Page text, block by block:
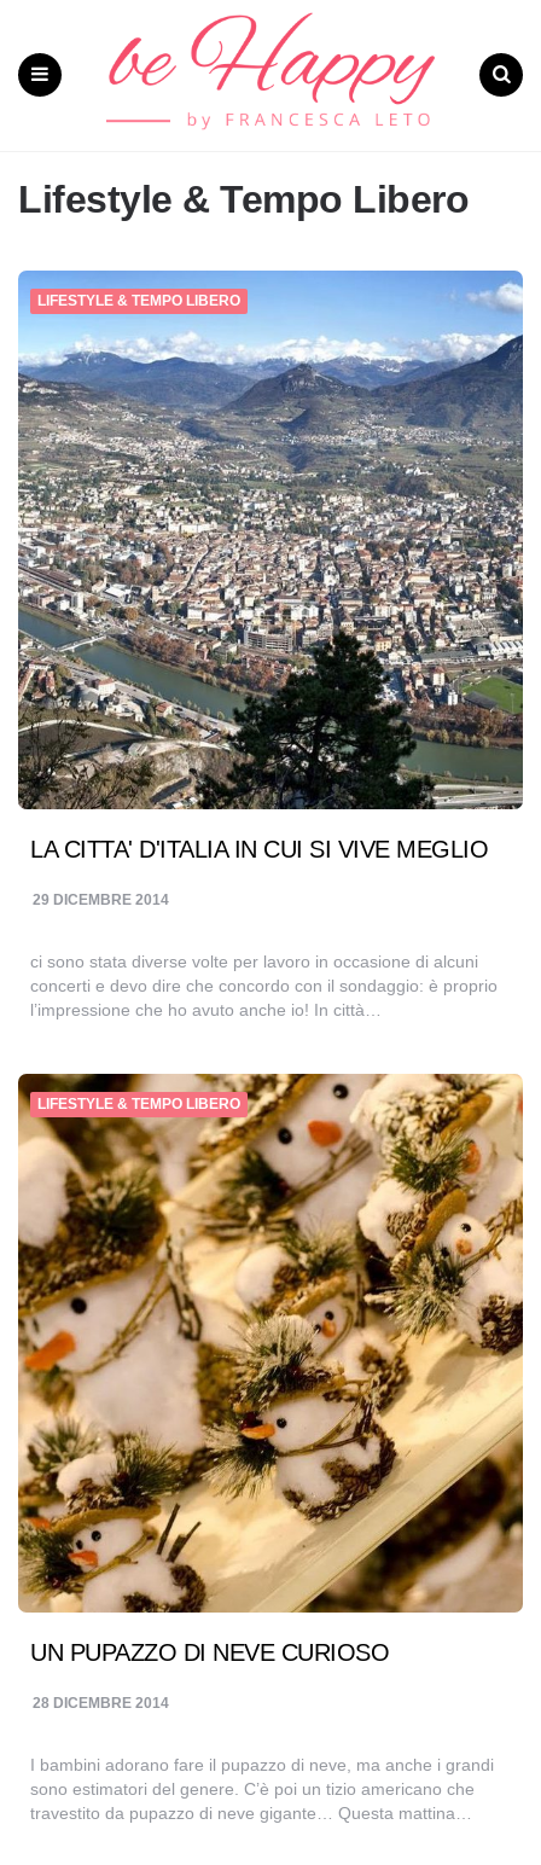
Lifestyle & Tempo Libero
LIFESTYLE & TEMPO LIBERO
LA CITTA' D'ITALIA IN CUI SI VIVE MEGLIO
29 DICEMBRE 2014
ci sono stata diverse volte per lavoro in occasione di alcuni
concerti e devo dire che concordo con il sondaggio: è proprio
l’impressione che ho avuto anche io! In città…
LIFESTYLE & TEMPO LIBERO
UN PUPAZZO DI NEVE CURIOSO
28 DICEMBRE 2014
I bambini adorano fare il pupazzo di neve, ma anche i grandi
sono estimatori del genere. C’è poi un tizio americano che
travestito da pupazzo di neve gigante… Questa mattina…